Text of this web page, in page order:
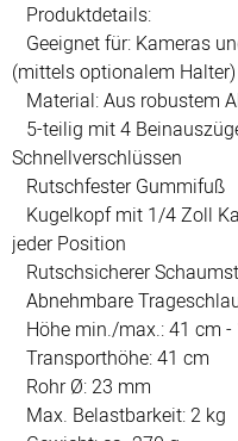
Produktdetails:
Geeignet für: Kameras
(mittels optionalem Halter)
Material: Aus robustem
5-teilig mit 4
Schnellverschlüssen
Rutschfester Gummifuß
Kugelkopf mit 1/4 Zoll
jeder Position
Rutschsicherer
Abnehmbare
Höhe min./max.: 41 cm -
Transporthöhe: 41 cm
Rohr Ø: 23 mm
Max. Belastbarkeit: 2 kg